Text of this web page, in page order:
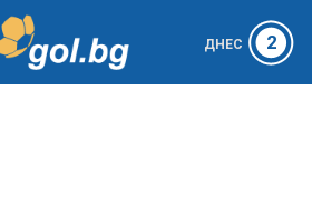
ДНЕС 2